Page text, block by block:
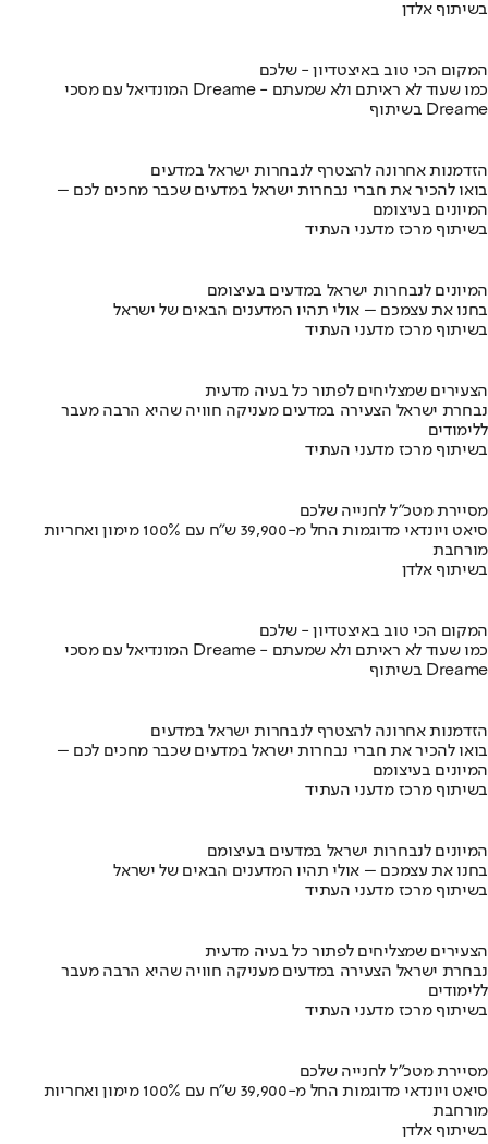
בשיתוף אלדן
המקום הכי טוב באיצטדיון - שלכם
המונדיאל עם מסכי Dreame - כמו שעוד לא ראיתם ולא שמעתם
בשיתוף Dreame
הזדמנות אחרונה להצטרף לנבחרות ישראל במדעים
בואו להכיר את חברי נבחרות ישראל במדעים שכבר מחכים לכם –
המיונים בעיצומם
בשיתוף מרכז מדעני העתיד
המיונים לנבחרות ישראל במדעים בעיצומם
בחנו את עצמכם – אולי תהיו המדענים הבאים של ישראל
בשיתוף מרכז מדעני העתיד
הצעירים שמצליחים לפתור כל בעיה מדעית
נבחרת ישראל הצעירה במדעים מעניקה חוויה שהיא הרבה מעבר
ללימודים
בשיתוף מרכז מדעני העתיד
מסיירת מטכ"ל לחנייה שלכם
סיאט ויונדאי מדוגמות החל מ-39,900 ש״ח עם 100% מימון ואחריות
מורחבת
בשיתוף אלדן
המקום הכי טוב באיצטדיון - שלכם
המונדיאל עם מסכי Dreame - כמו שעוד לא ראיתם ולא שמעתם
בשיתוף Dreame
הזדמנות אחרונה להצטרף לנבחרות ישראל במדעים
בואו להכיר את חברי נבחרות ישראל במדעים שכבר מחכים לכם –
המיונים בעיצומם
בשיתוף מרכז מדעני העתיד
המיונים לנבחרות ישראל במדעים בעיצומם
בחנו את עצמכם – אולי תהיו המדענים הבאים של ישראל
בשיתוף מרכז מדעני העתיד
הצעירים שמצליחים לפתור כל בעיה מדעית
נבחרת ישראל הצעירה במדעים מעניקה חוויה שהיא הרבה מעבר
ללימודים
בשיתוף מרכז מדעני העתיד
מסיירת מטכ"ל לחנייה שלכם
סיאט ויונדאי מדוגמות החל מ-39,900 ש״ח עם 100% מימון ואחריות
מורחבת
בשיתוף אלדן